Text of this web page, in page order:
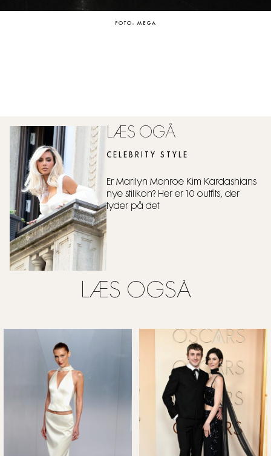
FOTO: MEGA
LÆS OGÅ
CELEBRITY STYLE
Er Marilyn Monroe Kim Kardashians
nye stilikon? Her er 10 outfits, der
tyder på det
LÆS OGSÅ